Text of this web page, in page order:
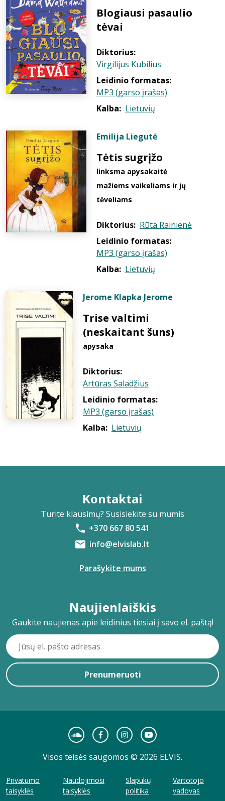
Blogiausi pasaulio
tėvai
Diktorius:
Virgilijus Kubilius
Leidinio formatas:
MP3 (garso įrašas)
Kalba: Lietuvių
Emilija Liegutė
Tėtis sugrįžo
linksma apysakaitė
mažiems vaikeliams ir jų
tėveliams
Diktorius: Rūta Rainienė
Leidinio formatas:
MP3 (garso įrašas)
Kalba: Lietuvių
Jerome Klapka Jerome
Trise valtimi
(neskaitant šuns)
apysaka
Diktorius:
Artūras Saladžius
Leidinio formatas:
MP3 (garso įrašas)
Kalba: Lietuvių
Kontaktai
Turite klausimų? Susisiekite su mumis
+370 667 80 541
info@elvislab.lt
Parašykite mums
Naujienlaiškis
Gaukite naujienas apie leidinius tiesiai į savo el. paštą!
Prenumeruoti
Visos teisės saugomos © 2026 ELVIS.
Privatumo
taisyklės
Naudojimosi
taisyklės
Slapukų
politika
Vartotojo
vadovas